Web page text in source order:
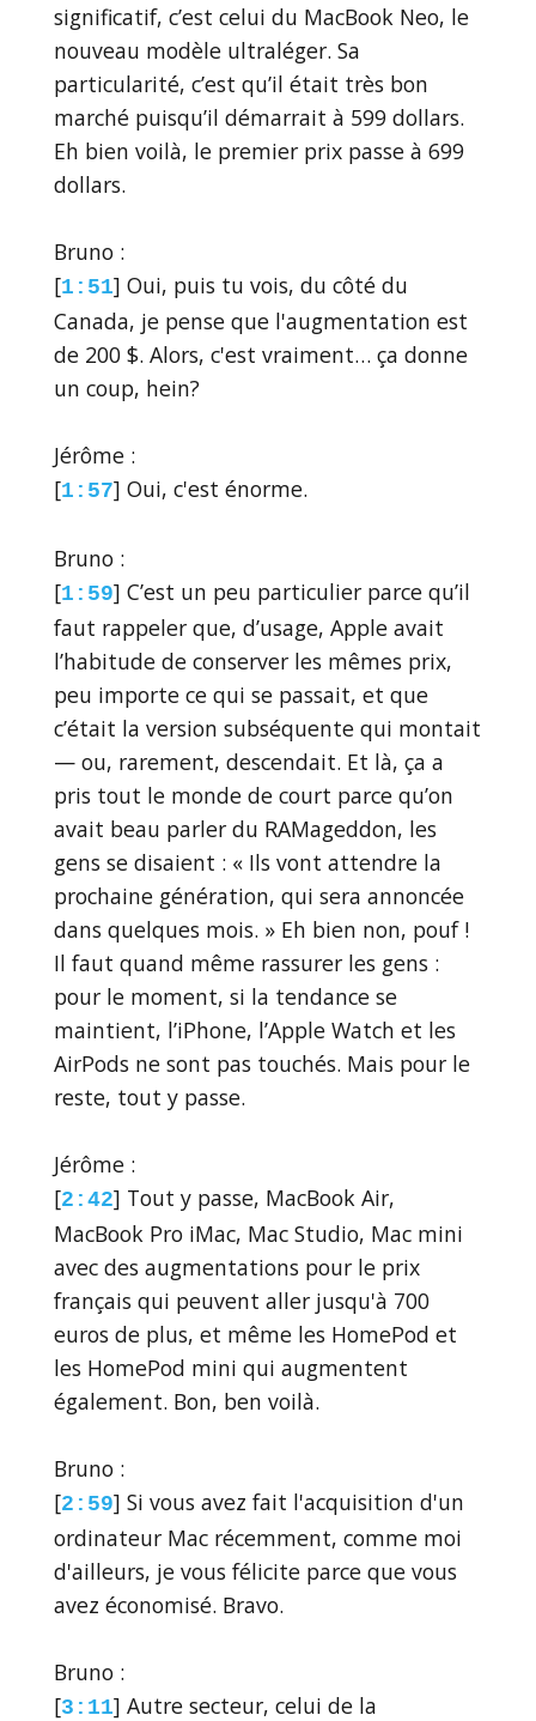
significatif, c’est celui du MacBook Neo, le
nouveau modèle ultraléger. Sa
particularité, c’est qu’il était très bon
marché puisqu’il démarrait à 599 dollars.
Eh bien voilà, le premier prix passe à 699
dollars.
Bruno :
[1:51] Oui, puis tu vois, du côté du
Canada, je pense que l'augmentation est
de 200 $. Alors, c'est vraiment… ça donne
un coup, hein?
Jérôme :
[1:57] Oui, c'est énorme.
Bruno :
[1:59] C’est un peu particulier parce qu’il
faut rappeler que, d’usage, Apple avait
l’habitude de conserver les mêmes prix,
peu importe ce qui se passait, et que
c’était la version subséquente qui montait
— ou, rarement, descendait. Et là, ça a
pris tout le monde de court parce qu’on
avait beau parler du RAMageddon, les
gens se disaient : « Ils vont attendre la
prochaine génération, qui sera annoncée
dans quelques mois. » Eh bien non, pouf !
Il faut quand même rassurer les gens :
pour le moment, si la tendance se
maintient, l’iPhone, l’Apple Watch et les
AirPods ne sont pas touchés. Mais pour le
reste, tout y passe.
Jérôme :
[2:42] Tout y passe, MacBook Air,
MacBook Pro iMac, Mac Studio, Mac mini
avec des augmentations pour le prix
français qui peuvent aller jusqu'à 700
euros de plus, et même les HomePod et
les HomePod mini qui augmentent
également. Bon, ben voilà.
Bruno :
[2:59] Si vous avez fait l'acquisition d'un
ordinateur Mac récemment, comme moi
d'ailleurs, je vous félicite parce que vous
avez économisé. Bravo.
Bruno :
[3:11] Autre secteur, celui de la